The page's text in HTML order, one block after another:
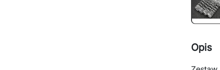
Opis